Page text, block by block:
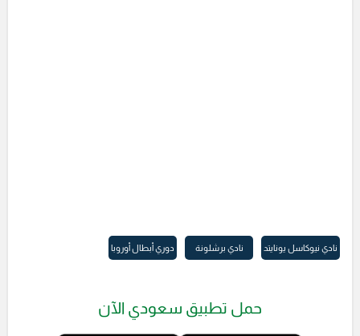
نادي نيوكاسل يونايتد نادي برشلونة دوري أبطال أوروبا
حمل تطبيق سعودي الآن